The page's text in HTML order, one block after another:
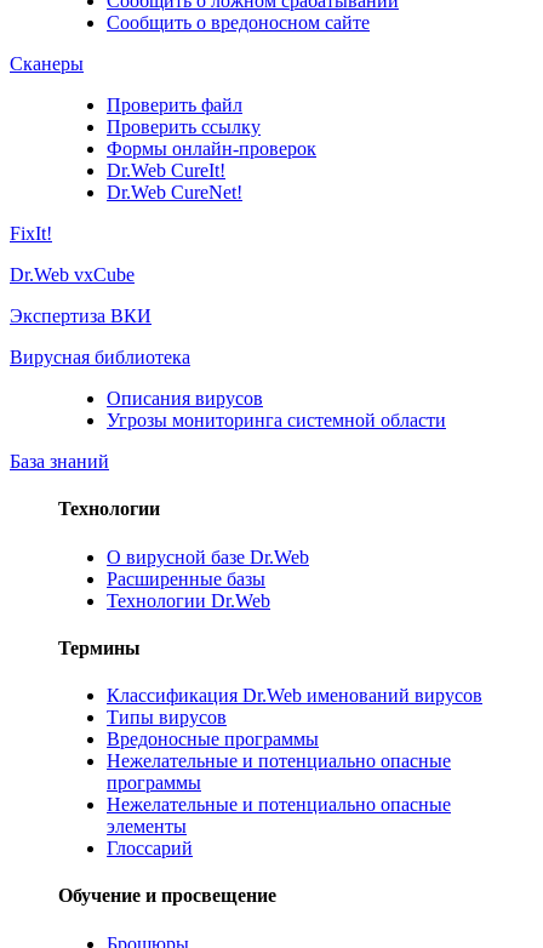
Сообщить о вредоносном сайте
Сканеры
Проверить файл
Проверить ссылку
Формы онлайн-проверок
Dr.Web CureIt!
Dr.Web CureNet!
FixIt!
Dr.Web vxCube
Экспертиза ВКИ
Вирусная библиотека
Описания вирусов
Угрозы мониторинга системной области
База знаний
Технологии
О вирусной базе Dr.Web
Расширенные базы
Технологии Dr.Web
Термины
Классификация Dr.Web именований вирусов
Типы вирусов
Вредоносные программы
Нежелательные и потенциально опасные
программы
Нежелательные и потенциально опасные
элементы
Глоссарий
Обучение и просвещение
Брошюры